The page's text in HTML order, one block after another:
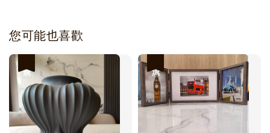
您可能也喜歡